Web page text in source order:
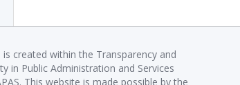
is created within the Transparency and
in Public Administration and Services
This website is made possible by the